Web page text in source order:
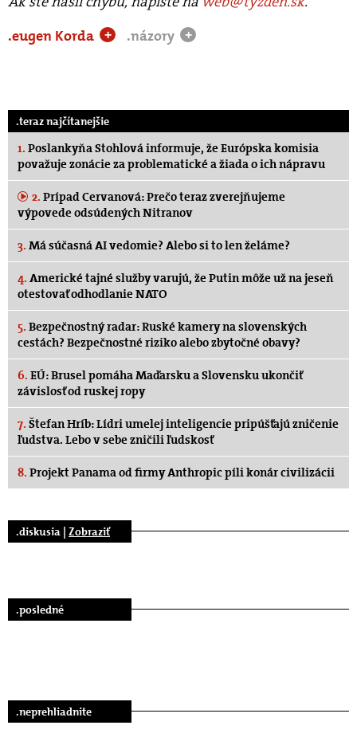
.eugen Korda
+ .názory +
.teraz najčítanejšie
1. Poslankyňa Stohlová informuje, že Európska komisia
považuje zonácie za problematické a žiada o ich nápravu
2. Prípad Cervanová: Prečo teraz zverejňujeme
výpovede odsúdených Nitranov
3. Má súčasná AI vedomie? Alebo si to len želáme?
4. Americké tajné služby varujú, že Putin môže už na jeseň
otestovať odhodlanie NATO
5. Bezpečnostný radar: Ruské kamery na slovenských
cestách? Bezpečnostné riziko alebo zbytočné obavy?
6. EÚ: Brusel pomáha Maďarsku a Slovensku ukončiť
závislosť od ruskej ropy
7. Štefan Hríb: Lídri umelej inteligencie pripúšťajú zničenie
ľudstva. Lebo v sebe zničili ľudskosť
8. Projekt Panama od firmy Anthropic píli konár civilizácii
.diskusia | Zobraziť
.posledné
.neprehliadnite